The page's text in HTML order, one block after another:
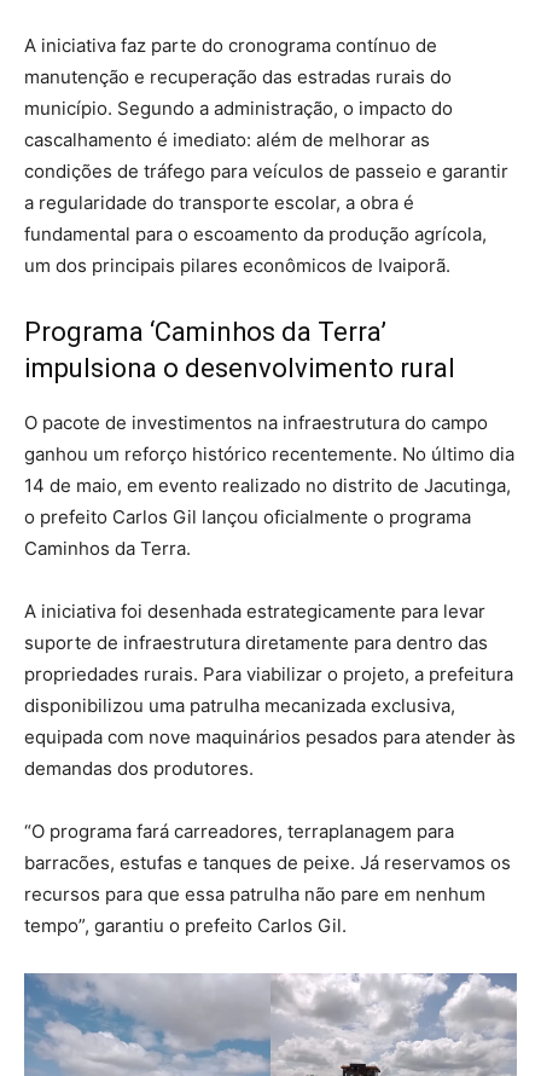
A iniciativa faz parte do cronograma contínuo de
manutenção e recuperação das estradas rurais do
município. Segundo a administração, o impacto do
cascalhamento é imediato: além de melhorar as
condições de tráfego para veículos de passeio e garantir
a regularidade do transporte escolar, a obra é
fundamental para o escoamento da produção agrícola,
um dos principais pilares econômicos de Ivaiporã.
Programa ‘Caminhos da Terra’
impulsiona o desenvolvimento rural
O pacote de investimentos na infraestrutura do campo
ganhou um reforço histórico recentemente. No último dia
14 de maio, em evento realizado no distrito de Jacutinga,
o prefeito Carlos Gil lançou oficialmente o programa
Caminhos da Terra.
A iniciativa foi desenhada estrategicamente para levar
suporte de infraestrutura diretamente para dentro das
propriedades rurais. Para viabilizar o projeto, a prefeitura
disponibilizou uma patrulha mecanizada exclusiva,
equipada com nove maquinários pesados para atender às
demandas dos produtores.
“O programa fará carreadores, terraplanagem para
barracões, estufas e tanques de peixe. Já reservamos os
recursos para que essa patrulha não pare em nenhum
tempo”, garantiu o prefeito Carlos Gil.